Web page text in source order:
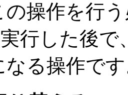
の操作を行
行した後で
なる操作で